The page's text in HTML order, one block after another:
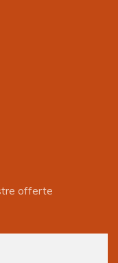
offerte